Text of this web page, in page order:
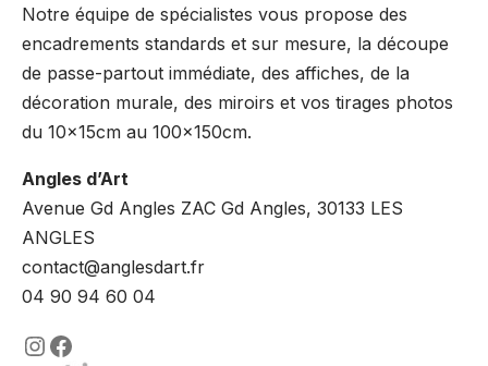
Notre équipe de spécialistes vous propose des
encadrements standards et sur mesure, la découpe
de passe-partout immédiate, des affiches, de la
décoration murale, des miroirs et vos tirages photos
du 10x15cm au 100x150cm.
Angles d’Art
Avenue Gd Angles ZAC Gd Angles, 30133 LES
ANGLES
contact@anglesdart.fr
04 90 94 60 04
https://www.instagram.com/
https://www.facebook.com/